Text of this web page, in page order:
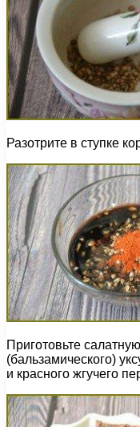
Разотрите в ступке
Приготовьте
(бальзамического)
и красного жгучего